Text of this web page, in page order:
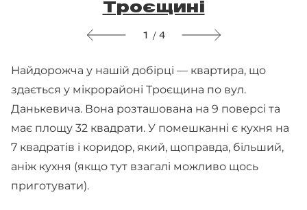
Троєщині
1 / 4
Найдорожча у нашій добірці — квартира, що
здається у мікрорайоні Троєщина по вул.
Данькевича. Вона розташована на 9 поверсі та
має площу 32 квадрати. У помешканні є кухня на
7 квадратів і коридор, який, щоправда, більший,
аніж кухня (якщо тут взагалі можливо щось
приготувати).